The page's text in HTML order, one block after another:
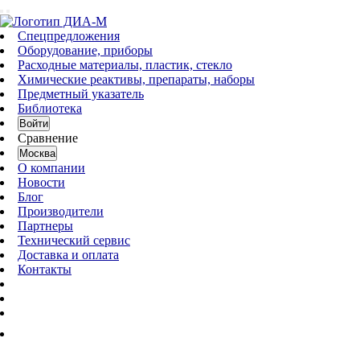
Спецпредложения
Оборудование, приборы
Расходные материалы, пластик, стекло
Химические реактивы, препараты, наборы
Предметный указатель
Библиотека
Войти
Сравнение
Москва
О компании
Новости
Блог
Производители
Партнеры
Технический сервис
Доставка и оплата
Контакты